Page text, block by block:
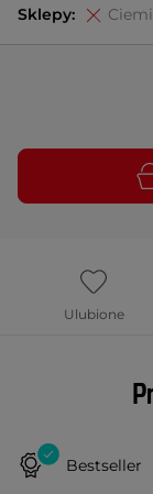
Sklepy:
Ulubione
Bestseller